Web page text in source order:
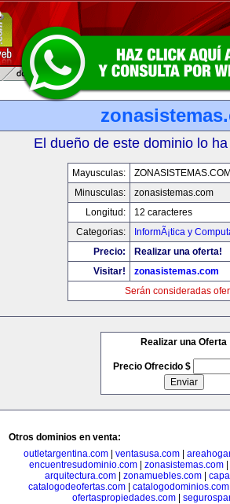
El dueño de este dominio lo
Mayusculas:
Minusculas:
zonasistemas.com
Longitud:
12 caracteres
Categorias:
InformÃ¡tica y
Precio:
Realizar una oferta!
Visitar!
zonasistemas.com
Serán consideradas
Realizar una Oferta
Precio Ofrecido $
Otros dominios en venta:
outletargentina.com
ventasusa.com
encuentresudominio.com| zonasistemas.com|
arquitectura.com
zonamuebles.com
catalogodeofertas.com| catalogodominios.com
ofertaspropiedades.com|